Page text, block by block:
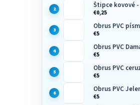
Štipce kovové
€0,25
Obrus
€5
Obrus
€5
Obrus
€5
Obrus PVC
€5